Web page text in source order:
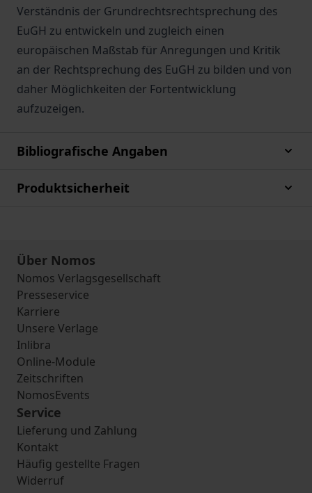
Verständnis der Grundrechtsrechtsprechung des
EuGH zu entwickeln und zugleich einen
europäischen Maßstab für Anregungen und Kritik
an der Rechtsprechung des EuGH zu bilden und von
daher Möglichkeiten der Fortentwicklung
aufzuzeigen.
Bibliografische Angaben
Produktsicherheit
Über Nomos
Nomos Verlagsgesellschaft
Presseservice
Karriere
Unsere Verlage
Inlibra
Online-Module
Zeitschriften
NomosEvents
Service
Lieferung und Zahlung
Kontakt
Häufig gestellte Fragen
Widerruf